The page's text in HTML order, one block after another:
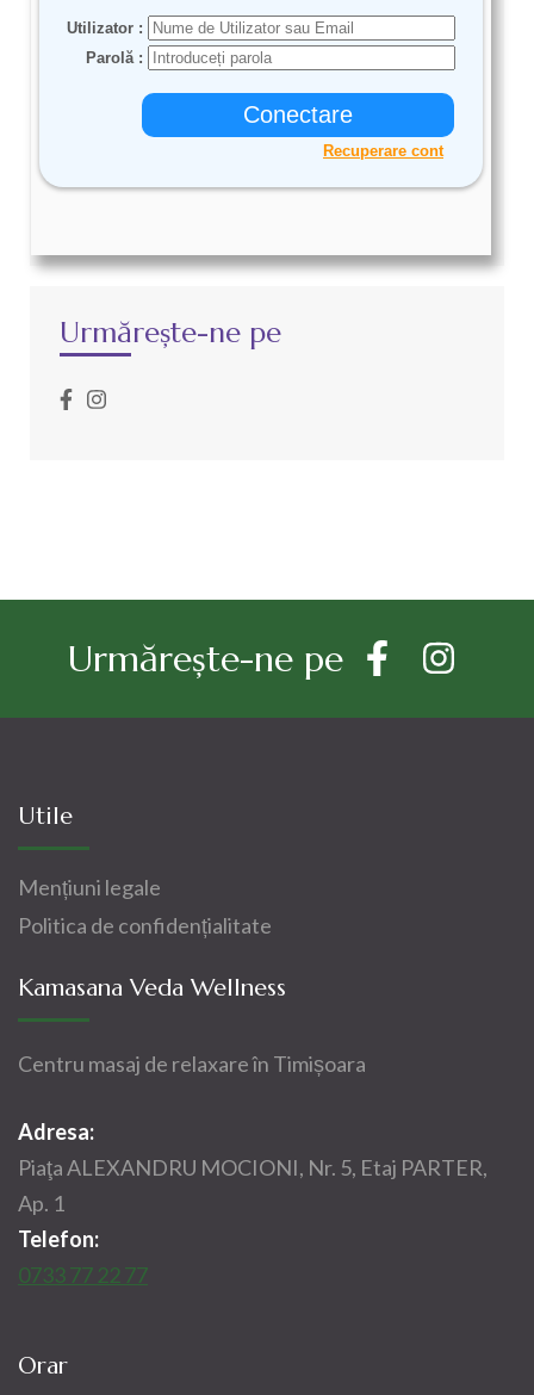
Urmărește-ne pe
Urmărește-ne pe
Utile
Mențiuni legale
Politica de confidențialitate
Kamasana Veda Wellness
Centru masaj de relaxare în Timișoara
Adresa:
Piaţa ALEXANDRU MOCIONI, Nr. 5, Etaj PARTER,
Ap. 1
Telefon:
0733 77 22 77
Orar